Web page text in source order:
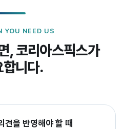
YOU NEED US
, 코리아스픽스가
합니다.
견을 반영해야 할 때